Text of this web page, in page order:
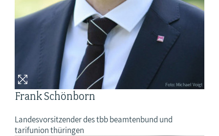
Foto: Michael Voigt
Frank Schönborn
Landesvorsitzender des tbb beamtenbund und
tarifunion thüringen